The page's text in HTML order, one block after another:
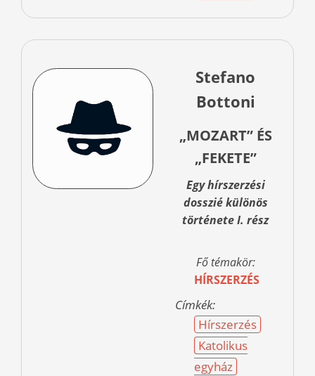
Stefano
Bottoni
„MOZART” ÉS
„FEKETE”
Egy hírszerzési
dosszié különös
története I. rész
Fő témakör:
HÍRSZERZÉS
Címkék:
Hírszerzés
Katolikus
egyház